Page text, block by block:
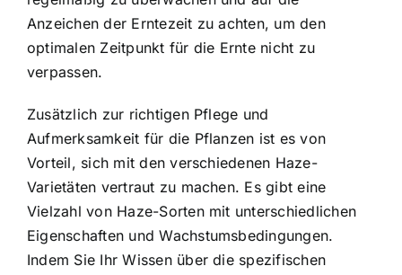
Anzeichen der Erntezeit zu achten, um den
optimalen Zeitpunkt für die Ernte nicht zu
verpassen.
Zusätzlich zur richtigen Pflege und
Aufmerksamkeit für die Pflanzen ist es von
Vorteil, sich mit den verschiedenen Haze-
Varietäten vertraut zu machen. Es gibt eine
Vielzahl von Haze-Sorten mit unterschiedlichen
Eigenschaften und Wachstumsbedingungen.
Indem Sie Ihr Wissen über die spezifischen